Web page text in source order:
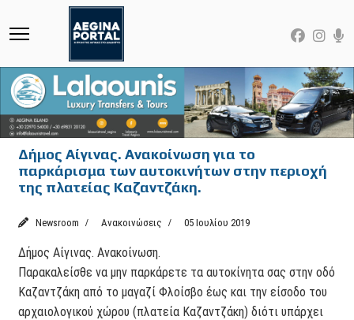
Δήμος Αίγινας. Ανακοίνωση για το
παρκάρισμα των αυτοκινήτων στην περιοχή
της πλατείας Καζαντζάκη.
Newsroom Ανακοινώσεις 05 Ιουλίου 2019
Δήμος Αίγινας. Ανακοίνωση.
Παρακαλείσθε να μην παρκάρετε τα αυτοκίνητα σας στην οδό
Καζαντζάκη από το μαγαζί Φλοίσβο έως και την είσοδο του
αρχαιολογικού χώρου (πλατεία Καζαντζάκη) διότι υπάρχει